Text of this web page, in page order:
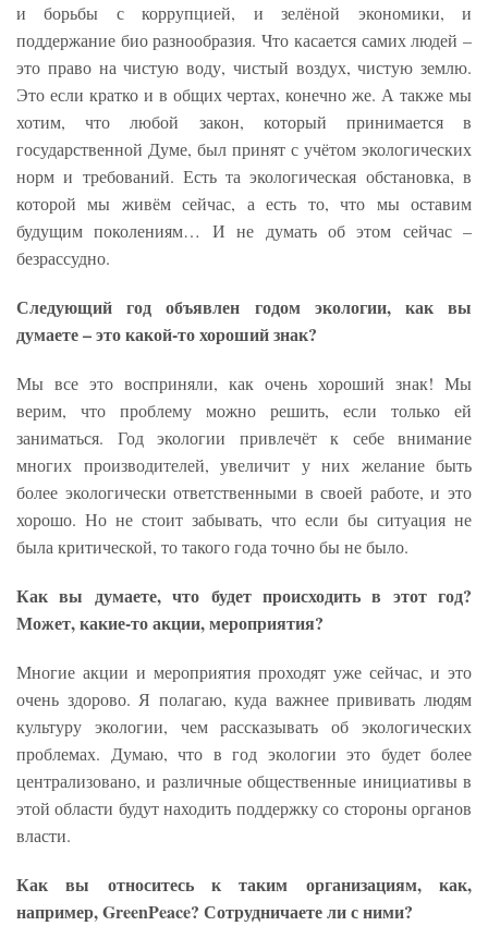
и борьбы с коррупцией, и зелёной экономики, и
поддержание био разнообразия. Что касается самих людей –
это право на чистую воду, чистый воздух, чистую землю.
Это если кратко и в общих чертах, конечно же. А также мы
хотим, что любой закон, который принимается в
государственной Думе, был принят с учётом экологических
норм и требований. Есть та экологическая обстановка, в
которой мы живём сейчас, а есть то, что мы оставим
будущим поколениям… И не думать об этом сейчас –
безрассудно.
Следующий год объявлен годом экологии, как вы
думаете – это какой-то хороший знак?
Мы все это восприняли, как очень хороший знак! Мы
верим, что проблему можно решить, если только ей
заниматься. Год экологии привлечёт к себе внимание
многих производителей, увеличит у них желание быть
более экологически ответственными в своей работе, и это
хорошо. Но не стоит забывать, что если бы ситуация не
была критической, то такого года точно бы не было.
Как вы думаете, что будет происходить в этот год?
Может, какие-то акции, мероприятия?
Многие акции и мероприятия проходят уже сейчас, и это
очень здорово. Я полагаю, куда важнее прививать людям
культуру экологии, чем рассказывать об экологических
проблемах. Думаю, что в год экологии это будет более
централизовано, и различные общественные инициативы в
этой области будут находить поддержку со стороны органов
власти.
Как вы относитесь к таким организациям, как,
например, GreenPeace? Сотрудничаете ли с ними?